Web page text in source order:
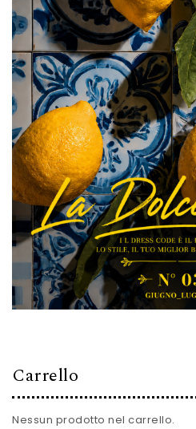
Carrello
Nessun prodotto nel carrello.